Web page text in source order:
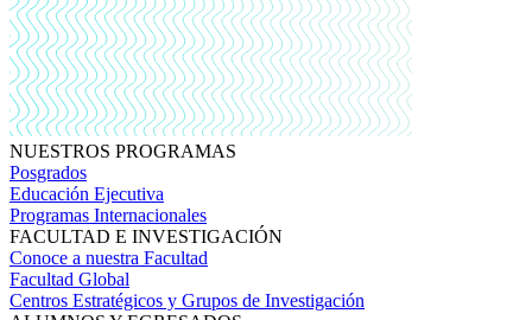
NUESTROS PROGRAMAS
Posgrados
Educación Ejecutiva
Programas Internacionales
FACULTAD E INVESTIGACIÓN
Conoce a nuestra Facultad
Facultad Global
Centros Estratégicos y Grupos de Investigación